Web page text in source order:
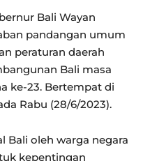
Bali Wayan
pandangan umum
peraturan daerah
Bali masa
ke-23. Bertempat di
Rabu (28/6/2023).
Bali oleh warga negara
kepentingan